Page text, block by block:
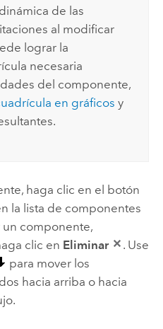
de las
al modificar
lograr la
necesaria
del componente,
en gráficos y
haga clic en el botón
la lista de componentes
un componente,
clic en Eliminar
. Use
para mover los
hacia arriba o hacia